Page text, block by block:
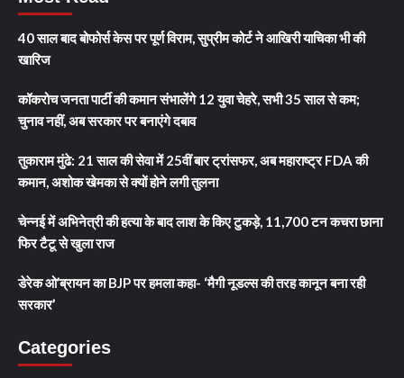
40 साल बाद बोफोर्स केस पर पूर्ण विराम, सुप्रीम कोर्ट ने आखिरी याचिका भी की
खारिज
कॉकरोच जनता पार्टी की कमान संभालेंगे 12 युवा चेहरे, सभी 35 साल से कम;
चुनाव नहीं, अब सरकार पर बनाएंगे दबाव
तुकाराम मुंढे: 21 साल की सेवा में 25वीं बार ट्रांसफर, अब महाराष्ट्र FDA की
कमान, अशोक खेमका से क्यों होने लगी तुलना
चेन्नई में अभिनेत्री की हत्या के बाद लाश के किए टुकड़े, 11,700 टन कचरा छाना
फिर टैटू से खुला राज
डेरेक ओ’ब्रायन का BJP पर हमला कहा- ‘मैगी नूडल्स की तरह कानून बना रही
सरकार’
Categories